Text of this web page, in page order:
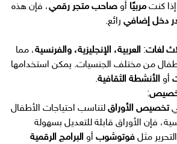
كنت مربيًا أو صاحب متجر رقمي، فإن هذه
دخل إضافي رائع.
لغات: العربية، الإنجليزية، والفرنسية، مما
من مختلف الجنسيات. يمكن استخدامها
أو الأنشطة الثقافية.
:
تخصيص الأوراق لتناسب احتياجات الأطفال
فإن الأوراق قابلة للتعديل بسهولة
مثل فوتوشوب أو البرامج الرقمية